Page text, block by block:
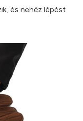
és nehéz lépést